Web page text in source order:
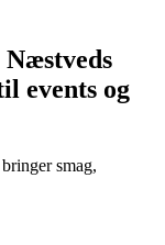
Næstveds
events og
smag,